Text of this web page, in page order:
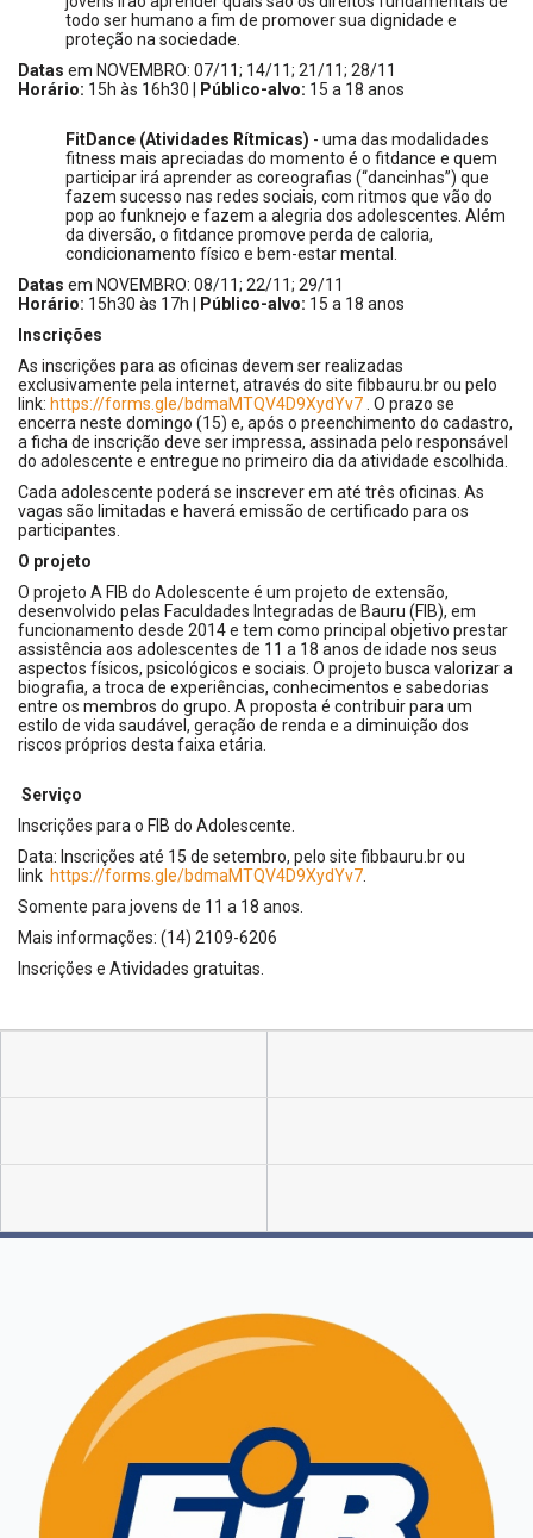
todo ser humano a fim de promover sua dignidade e
proteção na sociedade.
Datas em NOVEMBRO: 07/11; 14/11; 21/11; 28/11
Horário: 15h às 16h30 | Público-alvo: 15 a 18 anos
FitDance (Atividades Rítmicas) - uma das modalidades
fitness mais apreciadas do momento é o fitdance e quem
participar irá aprender as coreografias (“dancinhas”) que
fazem sucesso nas redes sociais, com ritmos que vão do
pop ao funknejo e fazem a alegria dos adolescentes. Além
da diversão, o fitdance promove perda de caloria,
condicionamento físico e bem-estar mental.
Datas em NOVEMBRO: 08/11; 22/11; 29/11
Horário: 15h30 às 17h | Público-alvo: 15 a 18 anos
Inscrições
As inscrições para as oficinas devem ser realizadas
exclusivamente pela internet, através do site fibbauru.br ou pelo
link: https://forms.gle/bdmaMTQV4D9XydYv7 . O prazo se
encerra neste domingo (15) e, após o preenchimento do cadastro,
a ficha de inscrição deve ser impressa, assinada pelo responsável
do adolescente e entregue no primeiro dia da atividade escolhida.
Cada adolescente poderá se inscrever em até três oficinas. As
vagas são limitadas e haverá emissão de certificado para os
participantes.
O projeto
O projeto A FIB do Adolescente é um projeto de extensão,
desenvolvido pelas Faculdades Integradas de Bauru (FIB), em
funcionamento desde 2014 e tem como principal objetivo prestar
assistência aos adolescentes de 11 a 18 anos de idade nos seus
aspectos físicos, psicológicos e sociais. O projeto busca valorizar a
biografia, a troca de experiências, conhecimentos e sabedorias
entre os membros do grupo. A proposta é contribuir para um
estilo de vida saudável, geração de renda e a diminuição dos
riscos próprios desta faixa etária.
Serviço
Inscrições para o FIB do Adolescente.
Data: Inscrições até 15 de setembro, pelo site fibbauru.br ou
link https://forms.gle/bdmaMTQV4D9XydYv7
Somente para jovens de 11 a 18 anos.
Mais informações: (14) 2109-6206
Inscrições e Atividades gratuitas.